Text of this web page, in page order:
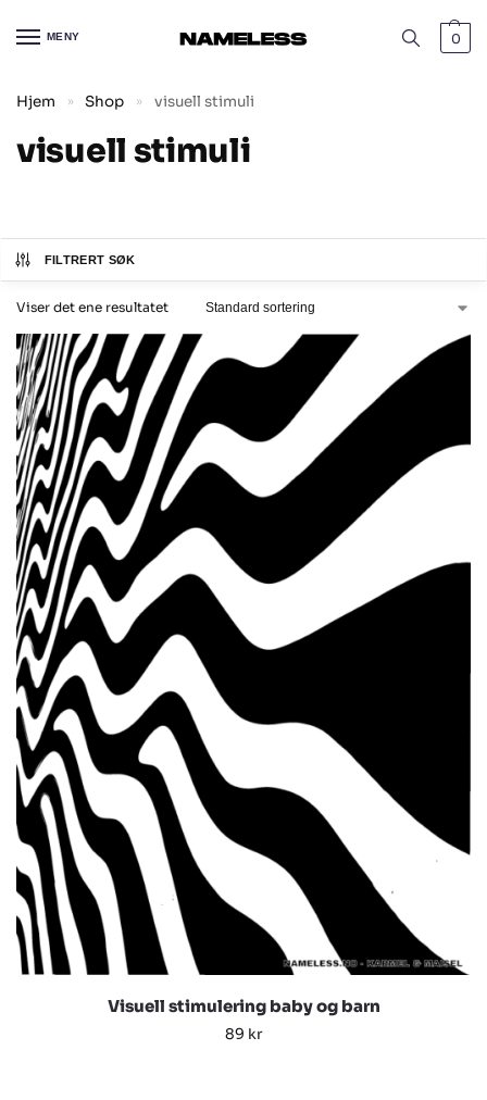
MENY 0
Hjem » Shop » visuell stimuli
visuell stimuli
FILTRERT SØK
Viser det ene resultatet
Visuell stimulering baby og barn
89 kr